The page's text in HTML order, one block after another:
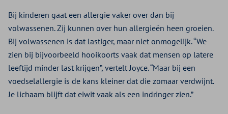
Bij kinderen gaat een allergie vaker over dan bij
volwassenen. Zij kunnen over hun allergieën heen groeien.
Bij volwassenen is dat lastiger, maar niet onmogelijk. “We
zien bij bijvoorbeeld hooikoorts vaak dat mensen op latere
leeftijd minder last krijgen”, vertelt Joyce. “Maar bij een
voedselallergie is de kans kleiner dat die zomaar verdwijnt.
Je lichaam blijft dat eiwit vaak als een indringer zien.”